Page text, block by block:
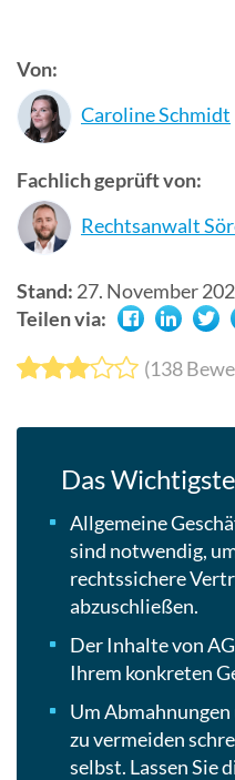
Von:
Caroline Schmidt
Fachlich geprüft von:
Rechtsanwalt
Stand: 27. November
Teilen via:
(138
Das
Allgemeine
sind notwendig,
rechtssichere
abzuschließen.
Der Inhalte von
Ihrem konkreten
Um
zu vermeiden
selbst. Lassen Sie